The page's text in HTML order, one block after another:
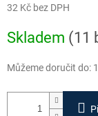
32 Kč bez DPH
cena:
Skladem (11
Můžeme doručit do: